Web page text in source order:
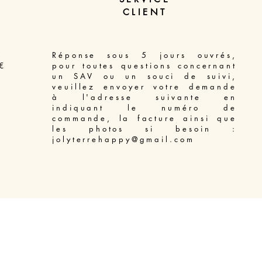
CLIENT
Réponse sous 5 jours ouvrés,
pour toutes questions concernant
un SAV ou un souci de suivi,
veuillez envoyer votre demande
à l'adresse suivante en
indiquant le numéro de
commande, la facture ainsi que
les photos si besoin :
jolyterrehappy@gmail.com